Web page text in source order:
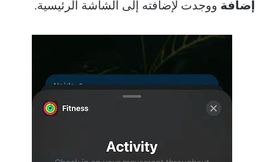
إضافة ووجدت لإضافته إلى الشاشة الرئيسية.